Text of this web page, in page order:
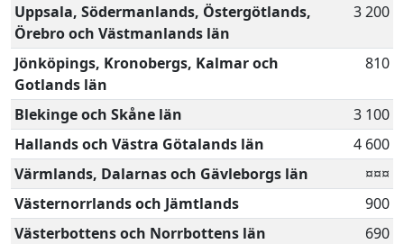
Uppsala, Södermanlands, Östergötlands,
Örebro och Västmanlands län
3 200
Jönköpings, Kronobergs, Kalmar och
Gotlands län
810
Blekinge och Skåne län
3 100
Hallands och Västra Götalands län
4 600
Värmlands, Dalarnas och Gävleborgs län
¤¤¤
Västernorrlands och Jämtlands
900
Västerbottens och Norrbottens län
690